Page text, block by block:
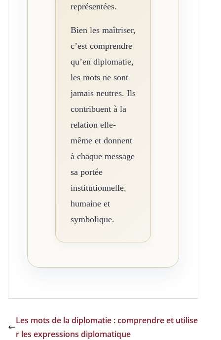
représentées.
Bien les maîtriser,
c’est comprendre
qu’en diplomatie,
les mots ne sont
jamais neutres. Ils
contribuent à la
relation elle-
même et donnent
à chaque message
sa portée
institutionnelle,
humaine et
symbolique.
Les mots de la diplomatie : comprendre et utilise
r les expressions diplomatique